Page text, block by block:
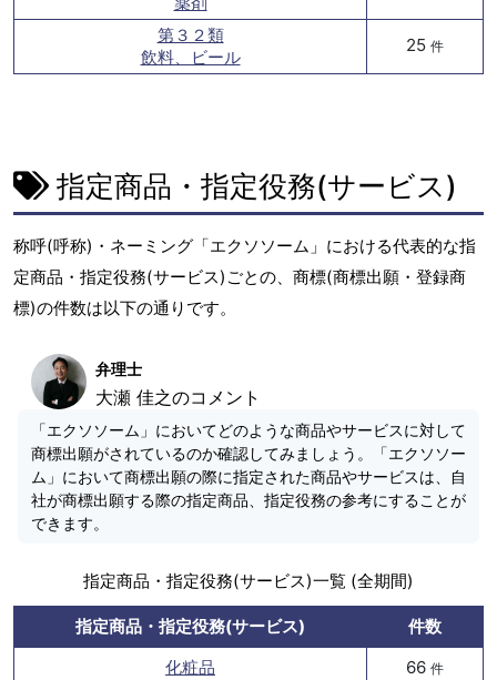
第３２類
飲料、ビール
25 件
指定商品・指定役務(サービス)
称呼(呼称)・ネーミング「エクソソーム」における代表的な指
定商品・指定役務(サービス)ごとの、商標(商標出願・登録商
標)の件数は以下の通りです。
弁理士
大瀬 佳之のコメント
「エクソソーム」においてどのような商品やサービスに対して
商標出願がされているのか確認してみましょう。「エクソソー
ム」において商標出願の際に指定された商品やサービスは、自
社が商標出願する際の指定商品、指定役務の参考にすることが
できます。
指定商品・指定役務(サービス)一覧 (全期間)
指定商品・指定役務(サービス)
件数
化粧品
66 件